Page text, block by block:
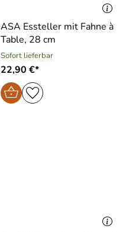
ASA Essteller mit Fahne à
Table, 28 cm
Sofort lieferbar
22,90 €*